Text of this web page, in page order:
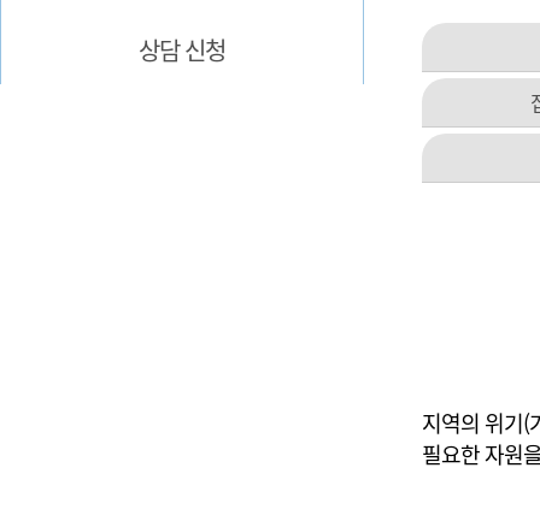
상담 신청
지역의 위기(
필요한 자원